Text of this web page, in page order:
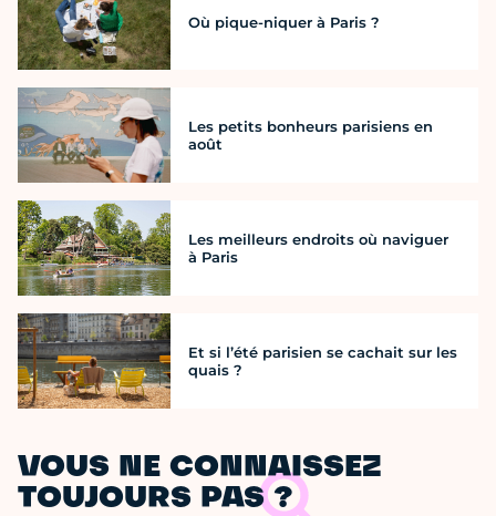
Où pique-niquer à Paris ?
Les petits bonheurs parisiens en
août
Les meilleurs endroits où naviguer
à Paris
Et si l’été parisien se cachait sur les
quais ?
VOUS NE CONNAISSEZ
TOUJOURS PAS ?